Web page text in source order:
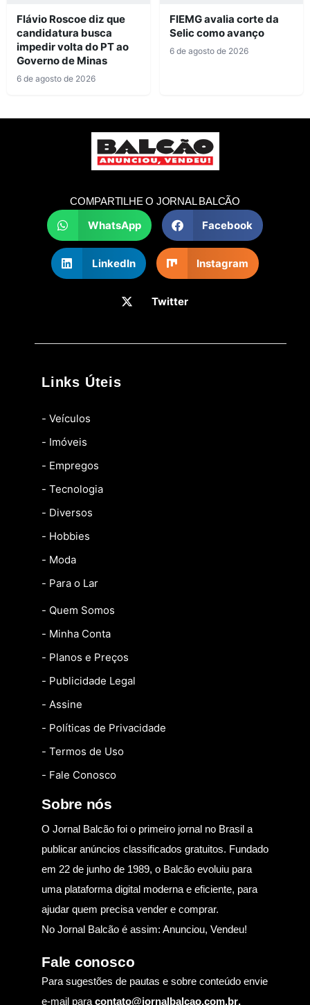
Flávio Roscoe diz que
candidatura busca
impedir volta do PT ao
Governo de Minas
6 de agosto de 2026
FIEMG avalia corte da
Selic como avanço
6 de agosto de 2026
COMPARTILHE O JORNAL BALCÃO
WhatsApp Facebook
LinkedIn Instagram
Twitter
Links Úteis
- Veículos
- Imóveis
- Empregos
- Tecnologia
- Diversos
- Hobbies
- Moda
- Para o Lar
- Quem Somos
- Minha Conta
- Planos e Preços
- Publicidade Legal
- Assine
- Políticas de Privacidade
- Termos de Uso
- Fale Conosco
Sobre nós
O Jornal Balcão foi o primeiro jornal no Brasil a
publicar anúncios classificados gratuitos. Fundado
em 22 de junho de 1989, o Balcão evoluiu para
uma plataforma digital moderna e eficiente, para
ajudar quem precisa vender e comprar.
No Jornal Balcão é assim: Anunciou, Vendeu!
Fale conosco
Para sugestões de pautas e sobre conteúdo envie
e-mail para contato@jornalbalcao.com.br.